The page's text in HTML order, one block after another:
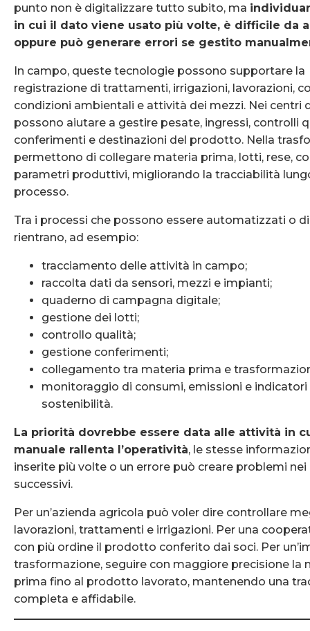
punto non è digitalizzare tutto subito, ma
in cui il dato viene usato più volte, è difficile da
oppure può generare errori se gestito
In campo, queste tecnologie possono supportare la
registrazione di trattamenti, irrigazioni, lavorazioni,
condizioni ambientali e attività dei mezzi. Nei centri
possono aiutare a gestire pesate, ingressi, controlli
conferimenti e destinazioni del prodotto. Nella
permettono di collegare materia prima, lotti, rese,
parametri produttivi, migliorando la tracciabilità
processo.
Tra i processi che possono essere automatizzati o
rientrano, ad esempio:
tracciamento delle attività in campo;
raccolta dati da sensori, mezzi e impianti;
quaderno di campagna digitale;
gestione dei lotti;
controllo qualità;
gestione conferimenti;
collegamento tra materia prima e
monitoraggio di consumi, emissioni e indicatori
sostenibilità.
La priorità dovrebbe essere data alle attività in
manuale rallenta l’operatività, le stesse
inserite più volte o un errore può creare problemi
successivi.
Per un’azienda agricola può voler dire controllare
lavorazioni, trattamenti e irrigazioni. Per una
con più ordine il prodotto conferito dai soci. Per
trasformazione, seguire con maggiore precisione la
prima fino al prodotto lavorato, mantenendo una
completa e affidabile.